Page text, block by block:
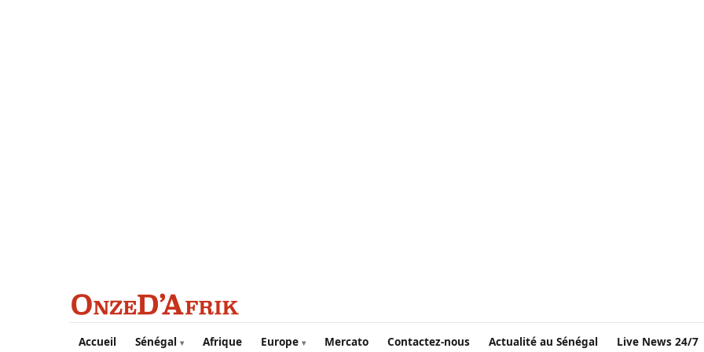
Aller au contenu principal
Accueil Sénégal Afrique Europe Mercato Contactez-nous Actualité au Sénégal Live News 24/7